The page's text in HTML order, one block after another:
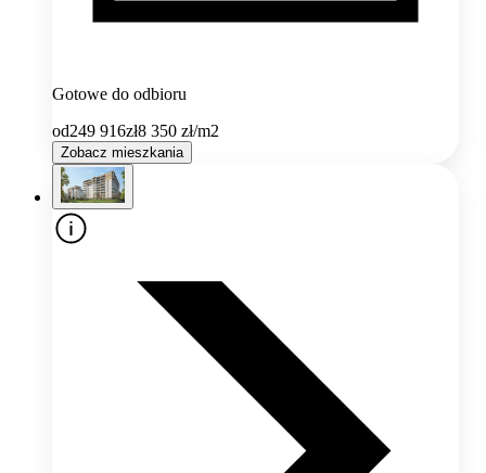
Gotowe do odbioru
od249 916zł8 350 zł/m2
Zobacz mieszkania